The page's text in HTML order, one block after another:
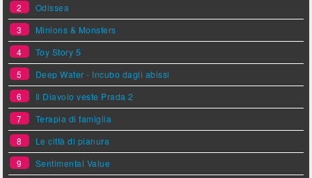
2
Odissea
3
Minions & Monsters
4
Toy Story 5
5
Deep Water - Incubo dagli abissi
6
Il Diavolo veste Prada 2
7
Terapia di famiglia
8
Le città di pianura
9
Sentimental Value